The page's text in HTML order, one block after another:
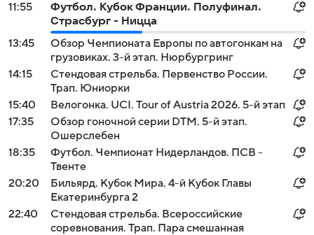
11:55
Футбол. Кубок Франции. Полуфинал.
Страсбург - Ницца
13:45
Обзор Чемпионата Европы по автогонкам на
грузовиках. 3-й этап. Нюрбургринг
14:15
Стендовая стрельба. Первенство России.
Трап. Юниорки
15:40
Велогонка. UCI. Tour of Austria 2026. 5-й этап
17:35
Обзор гоночной серии DTM. 5-й этап.
Ошерслебен
18:35
Футбол. Чемпионат Нидерландов. ПСВ -
Твенте
20:20
Бильярд. Кубок Мира. 4-й Кубок Главы
Екатеринбурга 2
22:40
Стендовая стрельба. Всероссийские
соревнования. Трап. Пара смешанная